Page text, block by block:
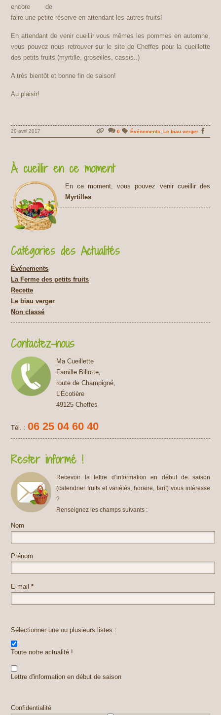
encore de
faire une petite réserve en attendant les autres fruits!
En attendant de venir cueillir vous mêmes les pommes en automne,
vous pouvez nous retrouver sur le site de Cheffes pour la cueillette
des petits fruits (myrtille, groseilles, cassis..)
A très bientôt et bonne fin de saison!
Au plaisir!
20 avril 2017 0 Événements Le biau verger
À cueillir en ce moment
En ce moment, vous pouvez venir cueillir des
Myrtilles
Catégories des Actualités
Événements
La Ferme des petits fruits
Recette
Le biau verger
Non classé
Contactez-nous
Ma Cueillette
Famille Billotte,
route de Champigné,
L’Écotière
49125 Cheffes
Tél. : 06 25 04 60 40
Rester informé !
Recevoir la lettre d’information en début de saison
(calendrier fruits et variétés, horaire, tarif) vous intéresse
?
Renseignez les champs suivants :
Nom
Prénom
E-mail*
Sélectionner une ou plusieurs listes :
Toute notre actualité !
Lettre d'information en début de saison
Confidentialité